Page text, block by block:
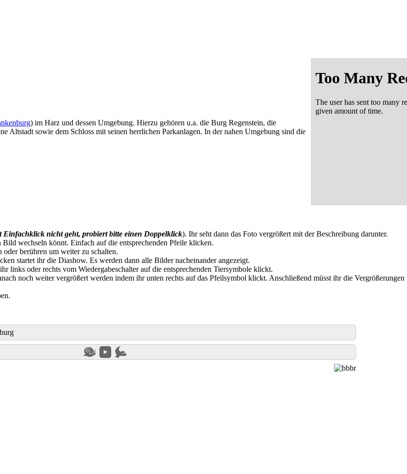
) im Harz und dessen Umgebung. Hierzu gehören u.a. die Burg Regenstein, die
Altstadt sowie dem Schloss mit seinen herrlichen Parkanlagen. In der nahen Umgebung sind die
Einfachklick nicht geht, probiert bitte einen Doppelklick). Ihr seht dann das Foto vergrößert mit der Beschreibung darunter.
wechseln könnt. Einfach auf die entsprechenden Pfeile klicken.
berühren um weiter zu schalten.
startet ihr die Diashow. Es werden dann alle Bilder nacheinander angezeigt.
links oder rechts vom Wiedergabeschalter auf die entsprechenden Tiersymbole klickt.
noch weiter vergrößert werden indem ihr unten rechts auf das Pfeilsymbol klickt. Anschließend müsst ihr die Vergrößerungen